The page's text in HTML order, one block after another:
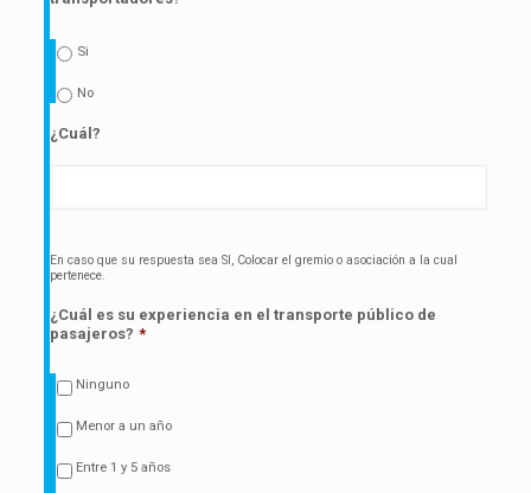
Si
No
¿Cuál?
En caso que su respuesta sea SI, Colocar el gremio o asociación a la cual
pertenece.
¿Cuál es su experiencia en el transporte público de
pasajeros? *
Ninguno
Menor a un año
Entre 1 y 5 años